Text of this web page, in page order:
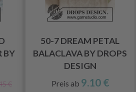
BY
€
50-7 DREAM PETAL
BALACLAVA BY DROPS
DESIGN
Preis ab 9.10 €